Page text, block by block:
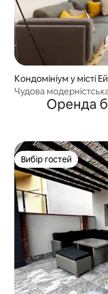
Кондомініум у місті
Чудова
Оренда
Вибір гостей
Вибір гостей